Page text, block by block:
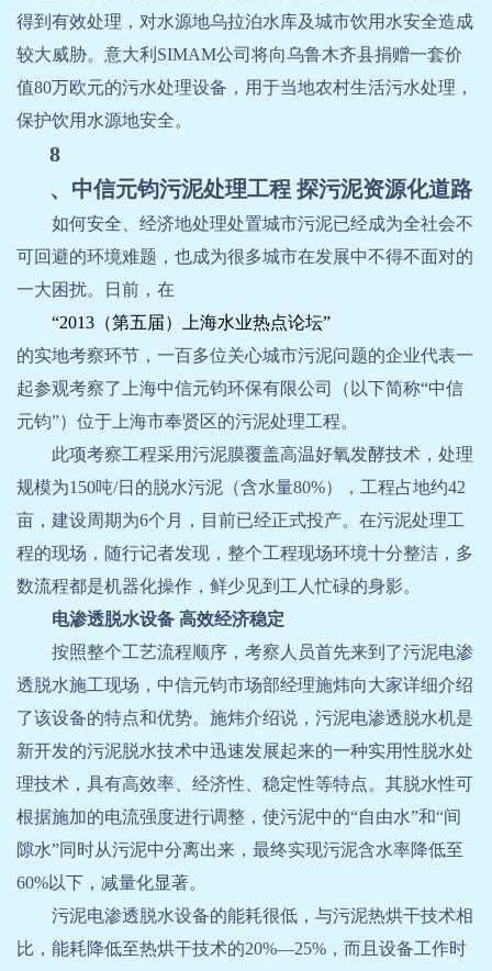
得到有效处理，对水源地乌拉泊水库及城市饮用水安全造成
较大威胁。意大利 SIMAM公司将向乌鲁木齐县捐赠一套价
值80万欧元的污水处理设备，用于当地农村生活污水处理，
保护饮用水源地安全。
8
、中信元钧污泥处理工程 探污泥资源化道路
如何安全、经济地处理处置城市污泥已经成为全社会不
可回避的环境难题，也成为很多城市在发展中不得不面对的
一大困扰。日前，在
“2013 （第五届）上海水业热点论坛”
的实地考察环节，一百多位关心城市污泥问题的企业代表一
起参观考察了上海中信元钧环保有限公司（以下简称“中信
元钧”）位于上海市奉贤区的污泥处理工程。
此项考察工程采用污泥膜覆盖高温好氧发酵技术，处理
规模为150吨/日的脱水污泥（含水量80%），工程占地约42
亩，建设周期为6个月，目前已经正式投产。在污泥处理工
程的现场，随行记者发现，整个工程现场环境十分整洁，多
数流程都是机器化操作，鲜少见到工人忙碌的身影。
电渗透脱水设备 高效经济稳定
按照整个工艺流程顺序，考察人员首先来到了污泥电渗
透脱水施工现场，中信元钧市场部经理施炜向大家详细介绍
了该设备的特点和优势。施炜介绍说，污泥电渗透脱水机是
新开发的污泥脱水技术中迅速发展起来的一种实用性脱水处
理技术，具有高效率、经济性、稳定性等特点。其脱水性可
根据施加的电流强度进行调整，使污泥中的“自由水”和“间
隙水”同时从污泥中分离出来，最终实现污泥含水率降低至
60%以下，减量化显著。
污泥电渗透脱水设备的能耗很低，与污泥热烘干技术相
比，能耗降低至热烘干技术的20%—25% ，而且设备工作时